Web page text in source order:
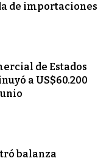
de importaciones
de Estados
a US$60.200
balanza